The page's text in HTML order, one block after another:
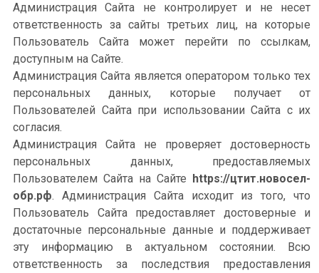
Администрация Сайта не контролирует и не несет
ответственность за сайты третьих лиц, на которые
Пользователь Сайта может перейти по ссылкам,
доступным на Сайте.
Администрация Сайта является оператором только тех
персональных данных, которые получает от
Пользователей Сайта при использовании Сайта с их
согласия.
Администрация Сайта не проверяет достоверность
персональных данных, предоставляемых
Пользователем Сайта на Сайте https://цтит.новосел-
обр.рф. Администрация Сайта исходит из того, что
Пользователь Сайта предоставляет достоверные и
достаточные персональные данные и поддерживает
эту информацию в актуальном состоянии. Всю
ответственность за последствия предоставления